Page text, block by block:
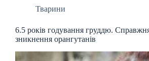
Тварини
6.5 років годування груддю.
зникнення орангутанів